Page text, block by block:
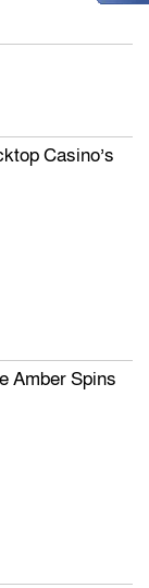
Casino’s
Amber Spins